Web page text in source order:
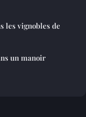
les vignobles de
un manoir